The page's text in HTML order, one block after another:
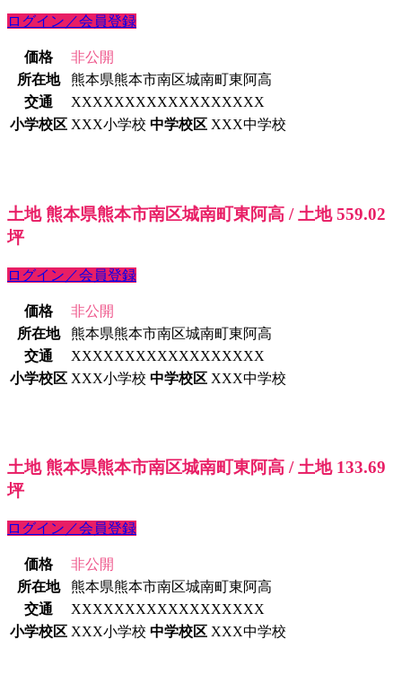
ログイン／会員登録
価格
非公開
所在地
熊本県熊本市南区城南町東阿高
交通
XXXXXXXXXXXXXXXXXX
小学校区 XXX小学校 中学校区 XXX中学校
土地 熊本県熊本市南区城南町東阿高 / 土地 559.02
坪
ログイン／会員登録
価格
非公開
所在地
熊本県熊本市南区城南町東阿高
交通
XXXXXXXXXXXXXXXXXX
小学校区 XXX小学校 中学校区 XXX中学校
土地 熊本県熊本市南区城南町東阿高 / 土地 133.69
坪
ログイン／会員登録
価格
非公開
所在地
熊本県熊本市南区城南町東阿高
交通
XXXXXXXXXXXXXXXXXX
小学校区 XXX小学校 中学校区 XXX中学校